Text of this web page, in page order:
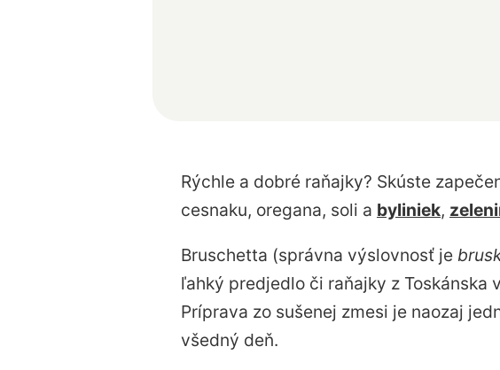
Rýchle a dobré raňajky? Skúste
cesnaku, oregana, soli a byliniek,
Bruschetta (správna výslovnosť je
ľahký predjedlo či raňajky z Toskánska
Príprava zo sušenej zmesi je naozaj
všedný deň.